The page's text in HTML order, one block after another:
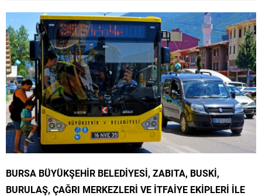
BURSA BÜYÜKŞEHİR BELEDİYESİ, ZABITA, BUSKİ,
BURULAŞ, ÇAĞRI MERKEZLERİ VE İTFAİYE EKİPLERİ İLE